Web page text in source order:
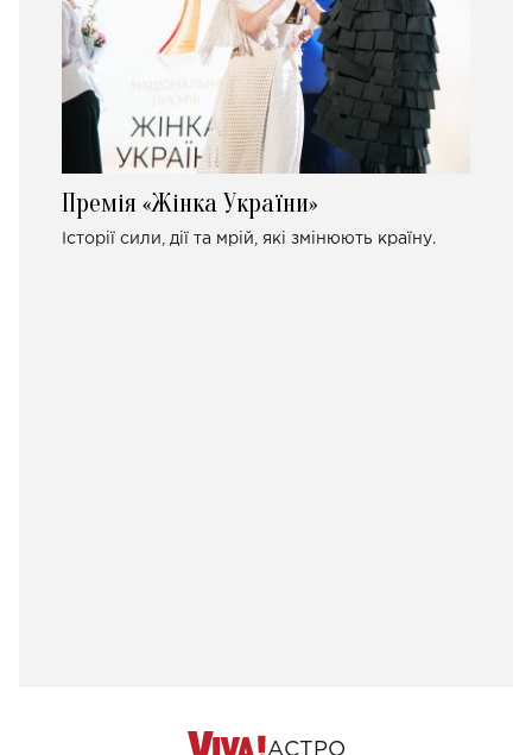
Премія «Жінка України»
Історії сили, дії та мрій, які змінюють країну.
АСТРО